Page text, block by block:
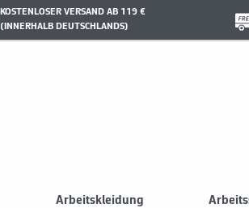
KOSTENLOSER VERSAND AB 119 €
(INNERHALB DEUTSCHLANDS)
Arbeitskleidung